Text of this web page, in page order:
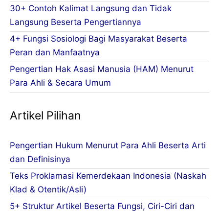
30+ Contoh Kalimat Langsung dan Tidak
Langsung Beserta Pengertiannya
4+ Fungsi Sosiologi Bagi Masyarakat Beserta
Peran dan Manfaatnya
Pengertian Hak Asasi Manusia (HAM) Menurut
Para Ahli & Secara Umum
Artikel Pilihan
Pengertian Hukum Menurut Para Ahli Beserta Arti
dan Definisinya
Teks Proklamasi Kemerdekaan Indonesia (Naskah
Klad & Otentik/Asli)
5+ Struktur Artikel Beserta Fungsi, Ciri-Ciri dan